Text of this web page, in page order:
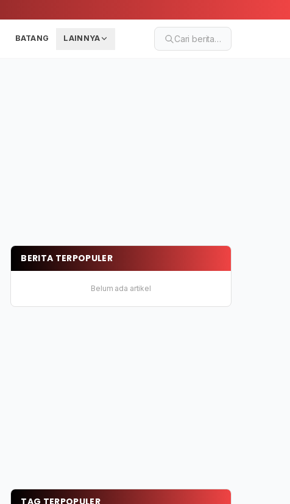
BATANG LAINNYA Cari berita…
BERITA TERPOPULER
Belum ada artikel
TAG TERPOPULER